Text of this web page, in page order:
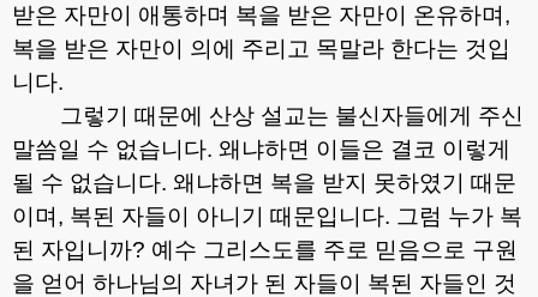
받은 자만이 애통하며 복을 받은 자만이 온유하며 ,
복을 받은 자만이 의에 주리고 목말라 한다는 것입
니다.
그렇기 때문에 산상 설교는 불신자들에게 주신
말씀일 수 없습니다. 왜냐하면 이들은 결코 이렇게
될 수 없습니다. 왜냐하면 복을 받지 못하였기 때문
이며 , 복된 자들이 아니기 때문입니다. 그럼 누가 복
된 자입니까? 예수 그리스도를 주로 믿음으로 구원
을 얻어 하나님의 자녀가 된 자들이 복된 자들인 것